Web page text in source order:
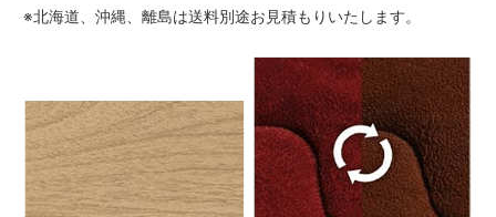
※北海道、沖縄、離島は送料別途お見積もりいたします。